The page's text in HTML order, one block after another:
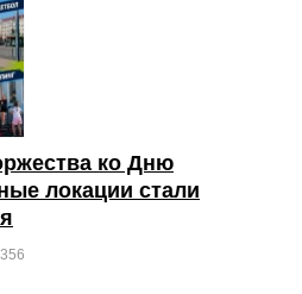
ко Дню
локации стали
356